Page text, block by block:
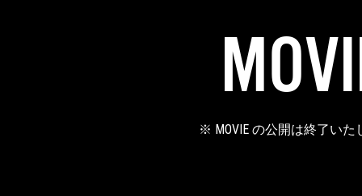
※ MOVIE の公開は終了いた